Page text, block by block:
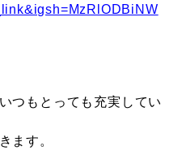
つもとっても充実してい
ます。